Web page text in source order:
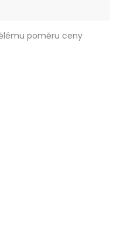
poměru ceny